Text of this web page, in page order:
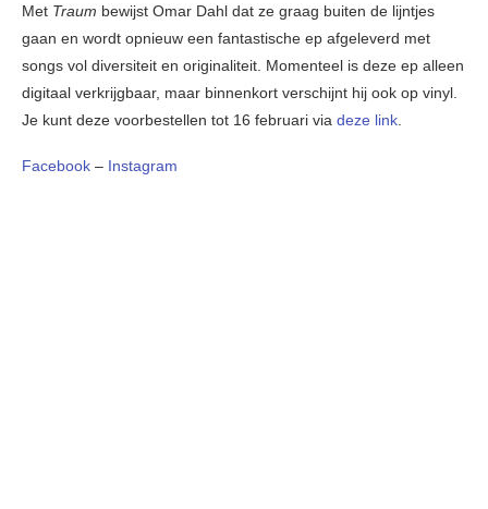
Met Traum bewijst Omar Dahl dat ze graag buiten de lijntjes
gaan en wordt opnieuw een fantastische ep afgeleverd met
songs vol diversiteit en originaliteit. Momenteel is deze ep alleen
digitaal verkrijgbaar, maar binnenkort verschijnt hij ook op vinyl.
Je kunt deze voorbestellen tot 16 februari via deze link.
Facebook – Instagram